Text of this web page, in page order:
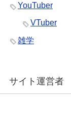
YouTuber
VTuber
雑学
サイト運営者